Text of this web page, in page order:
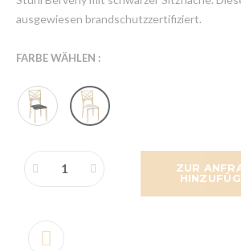
ausgewiesen brandschutzzertifiziert.
FARBE WÄHLEN :
ZUR